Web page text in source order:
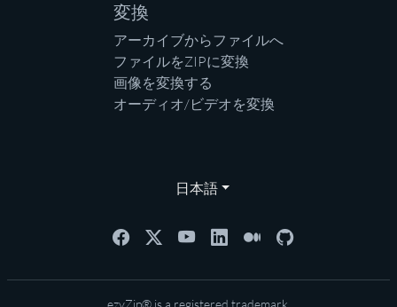
変換
アーカイブからファイルへ
ファイルをZIPに変換
画像を変換する
オーディオ/ビデオを変換
日本語